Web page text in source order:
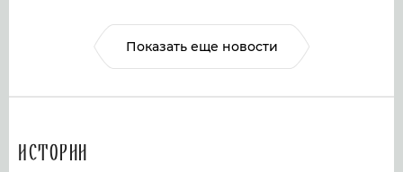
Показать еще новости
Истории